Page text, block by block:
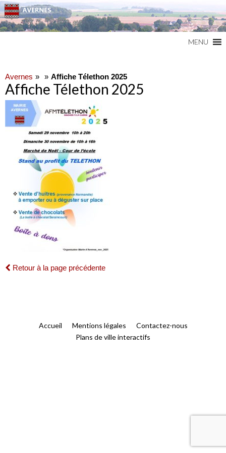
MENU
Avernes Affiche Télethon 2025
Affiche Télethon 2025
Retour à la page précédente
Accueil Mentions légales
Contactez-nous
Plans de ville interactifs